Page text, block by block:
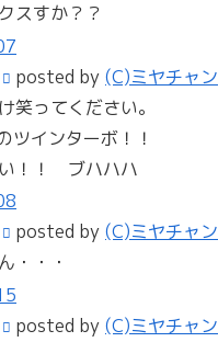
スすか？？
posted by (C)ミヤチャン
笑ってください。
ツインターボ！！
！！ ブハハハ
posted by (C)ミヤチャン
・・・
posted by (C)ミヤチャン